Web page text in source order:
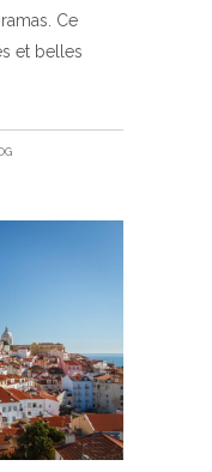
Ce
et belles